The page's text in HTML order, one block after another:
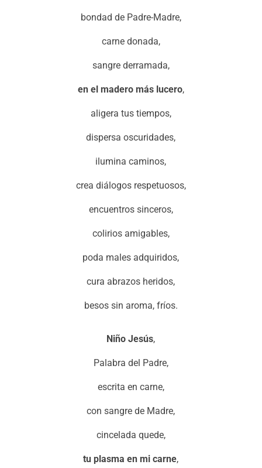
bondad de Padre-Madre,
carne donada,
sangre derramada,
en el madero más lucero,
aligera tus tiempos,
dispersa oscuridades,
ilumina caminos,
crea diálogos respetuosos,
encuentros sinceros,
colirios amigables,
poda males adquiridos,
cura abrazos heridos,
besos sin aroma, fríos.
Niño Jesús,
Palabra del Padre,
escrita en carne,
con sangre de Madre,
cincelada quede,
tu plasma en mi carne,